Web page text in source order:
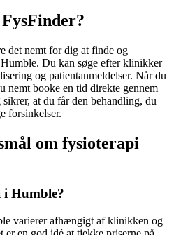
det nemt for dig at finde og
Du kan søge efter klinikker
og patientanmeldelser. Når du
nemt booke en tid direkte gennem
at du får den behandling, du
forsinkelser.
om fysioterapi
i Humble?
varierer afhængigt af klinikken og